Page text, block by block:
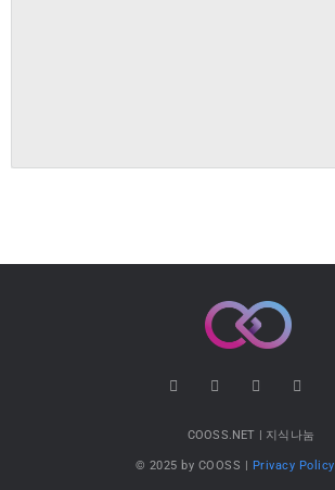
COOSS.NET | 지식나눔
© 2025 by COOSS | Privacy Policy